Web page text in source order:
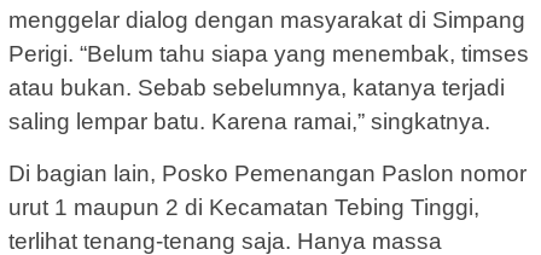
menggelar dialog dengan masyarakat di Simpang
Perigi. “Belum tahu siapa yang menembak, timses
atau bukan. Sebab sebelumnya, katanya terjadi
saling lempar batu. Karena ramai,” singkatnya.
Di bagian lain, Posko Pemenangan Paslon nomor
urut 1 maupun 2 di Kecamatan Tebing Tinggi,
terlihat tenang-tenang saja. Hanya massa